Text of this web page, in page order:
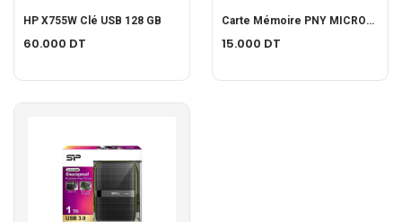
HP X755W Clé USB 128 GB
60.000 DT
Carte Mémoire PNY MICROSDHC 16 GO
15.000 DT